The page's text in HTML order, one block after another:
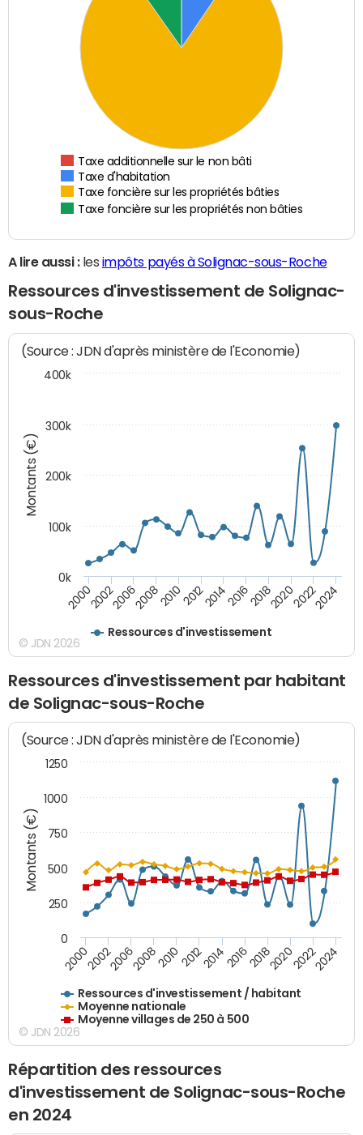
Taxe additionnelle sur le non bâti
Taxe d'habitation
Taxe foncière sur les propriétés bâties
Taxe foncière sur les propriétés non bâties
A lire aussi :les impôts payés à Solignac-sous-Roche
Ressources d'investissement de Solignac-
sous-Roche
Montants (€)
(Source : JDN d'après ministère de l'Economie)
Ressources d'investissement
200020022006200820102012201420162018202020222024
0k
100k
200k
300k
400k
© JDN 2026
Ressources d'investissement par habitant
de Solignac-sous-Roche
Montants (€)
(Source : JDN d'après ministère de l'Economie)
Ressources d'investissement / habitant
Moyenne nationale
Moyenne villages de 250 à 500
200020022006200820102012201420162018202020222024
0
250
500
750
1000
1250
© JDN 2026
Répartition des ressources
d'investissement de Solignac-sous-Roche
en 2024